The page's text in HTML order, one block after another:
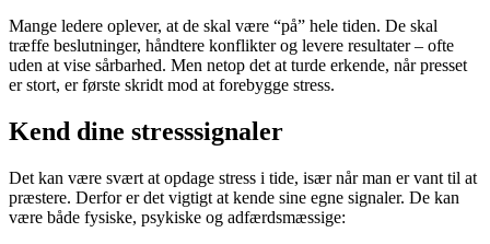
Mange ledere oplever, at de skal være “på” hele tiden. De skal
træffe beslutninger, håndtere konflikter og levere resultater – ofte
uden at vise sårbarhed. Men netop det at turde erkende, når presset
er stort, er første skridt mod at forebygge stress.
Kend dine stresssignaler
Det kan være svært at opdage stress i tide, især når man er vant til at
præstere. Derfor er det vigtigt at kende sine egne signaler. De kan
være både fysiske, psykiske og adfærdsmæssige: